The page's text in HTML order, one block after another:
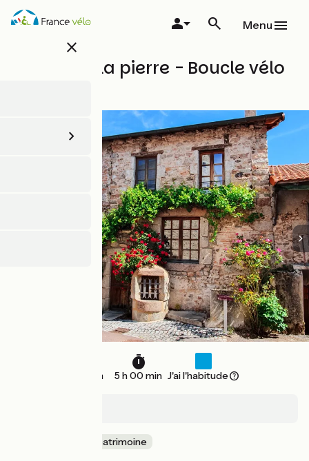
Aller
au
close
Menu
De l'eau à la pierre - Boucle vélo
47 km 5 h 00 min J'ai l'habitude
Nature & petit patrimoine